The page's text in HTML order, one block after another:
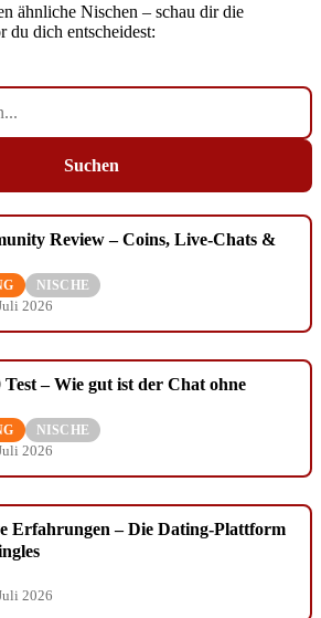
ähnliche Nischen – schau dir die
du dich entscheidest:
Suchen
Review – Coins, Live-Chats &
NISCHE
2026
– Wie gut ist der Chat ohne
NISCHE
2026
Erfahrungen – Die Dating-Plattform
2026